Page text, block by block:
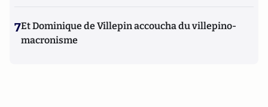
7Et Dominique de Villepin accoucha du villepino-
macronisme